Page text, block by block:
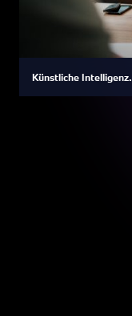
Künstliche Intelligenz.